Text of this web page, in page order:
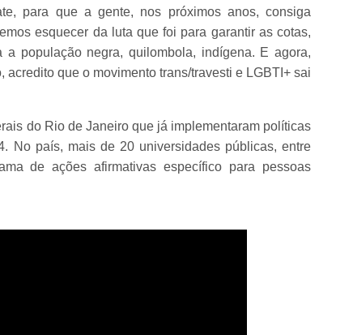
para que a gente, nos próximos anos, consiga
esquecer da luta que foi para garantir as cotas,
população negra, quilombola, indígena. E agora,
que o movimento trans/travesti e LGBTI+ sai
do Rio de Janeiro que já implementaram políticas
No país, mais de 20 universidades públicas, entre
de ações afirmativas específico para pessoas